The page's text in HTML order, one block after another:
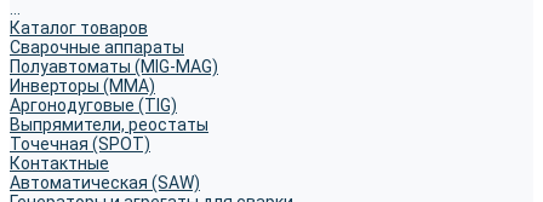
Каталог товаров
Сварочные аппараты
Полуавтоматы (MIG-MAG)
Инверторы (MMA)
Аргонодуговые (TIG)
Выпрямители, реостаты
Точечная (SPOT)
Контактные
Автоматическая (SAW)